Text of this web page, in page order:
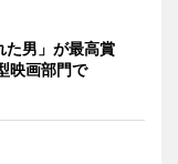
た男」が最高賞
映画部門で